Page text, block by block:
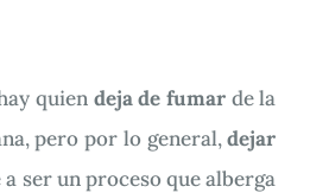
quien deja de fumarde la
pero por lo general,dejar
ser unproceso que alberga